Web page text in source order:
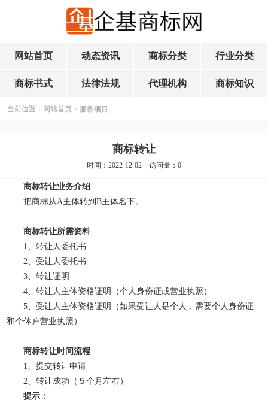
网站首页 动态资讯 商标分类 行业分类
商标书式 法律法规 代理机构 商标知识
当前位置： 网站首页 > 服务项目
商标转让
时间：2022-12-02 访问量： 0
商标转让业务介绍
把商标从A主体转到B主体名下。
商标转让所需资料
1、转让人委托书
2、受让人委托书
3、转让证明
4、转让人主体资格证明（个人身份证或营业执照）
5、受让人主体资格证明（如果受让人是个人，需要个人身份证
和个体户营业执照）
商标转让时间流程
1、提交转让申请
2、转让成功（５个月左右）
提示：